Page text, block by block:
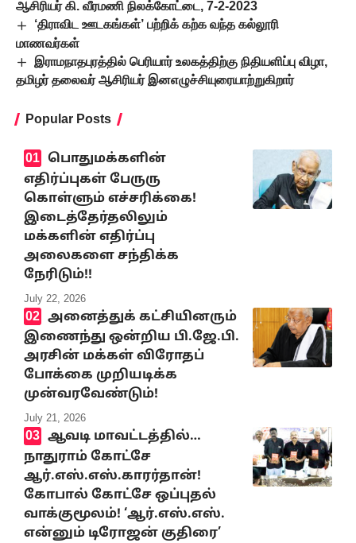
ஆசிரியர் கி. வீரமணி நிலக்கோட்டை, 7-2-2023
‘திராவிட ஊடகங்கள்’ பற்றிக் கற்க வந்த கல்லூரி
மாணவர்கள்
இராமநாதபுரத்தில் பெரியார் உலகத்திற்கு நிதியளிப்பு விழா,
தமிழர் தலைவர் ஆசிரியர் இனஎழுச்சியுரையாற்றுகிறார்
Popular Posts
பொதுமக்களின்
எதிர்ப்புகள் பேருரு
கொள்ளும் எச்சரிக்கை!
இடைத்தேர்தலிலும்
மக்களின் எதிர்ப்பு
அலைகளை சந்திக்க
நேரிடும்!!
July 22, 2026
அனைத்துக் கட்சியினரும்
இணைந்து ஒன்றிய பி.ஜே.பி.
அரசின் மக்கள் விரோதப்
போக்கை முறியடிக்க
முன்வரவேண்டும்!
July 21, 2026
ஆவடி மாவட்டத்தில்…
நாதுராம் கோட்சே
ஆர்.எஸ்.எஸ்.காரர்தான்!
கோபால் கோட்சே ஒப்புதல்
வாக்குமூலம்! ‘ஆர்.எஸ்.எஸ்.
என்னும் டிரோஜன் குதிரை’